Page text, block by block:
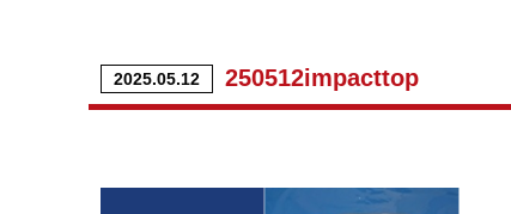
2025.05.12 250512impacttop